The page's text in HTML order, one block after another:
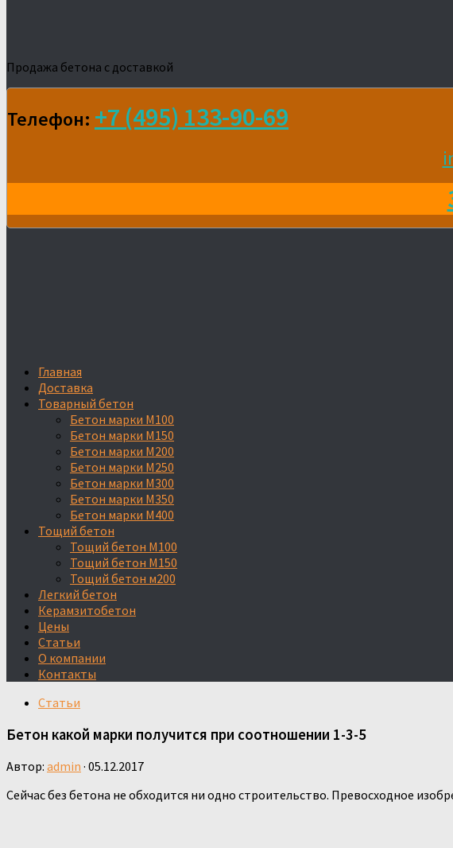
Продажа бетона с доставкой
Телефон: +7 (495) 133-90-69
Главная
Доставка
Товарный бетон
Бетон марки М100
Бетон марки М150
Бетон марки М200
Бетон марки М250
Бетон марки М300
Бетон марки М350
Бетон марки М400
Тощий бетон
Тощий бетон М100
Тощий бетон М150
Тощий бетон м200
Легкий бетон
Керамзитобетон
Цены
Статьи
О компании
Контакты
Статьи
Бетон какой марки получится при соотношении 1-3-5
Автор: admin · 05.12.2017
Сейчас без бетона не обходится ни одно строительство. Превосходное